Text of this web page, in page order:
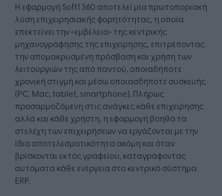
Η εφαρμογή Soft1 360 αποτελεί μία πρωτοποριακή
λύση επιχειρησιακής φορητότητας, η οποία
επεκτείνει την «εμβέλεια» της κεντρικής
μηχανογράφησης της επιχείρησης, επιτρέποντας
την απομακρυσμένη πρόσβαση και χρήση των
λειτουργιών της από παντού, οποιαδήποτε
χρονική στιγμή και μέσω οποιασδήποτε συσκευής
(PC, Mac, tablet, smartphone). Πλήρως
προσαρμοζόμενη στις ανάγκες κάθε επιχείρησης
αλλά και κάθε χρήστη, η εφαρμογή βοηθά τα
στελέχη των επιχειρήσεων να εργάζονται με την
ίδια αποτελεσματικότητα ακόμη και όταν
βρίσκονται εκτός γραφείου, καταγράφοντας
αυτόματα κάθε ενέργεια στο κεντρικό σύστημα
ERP.